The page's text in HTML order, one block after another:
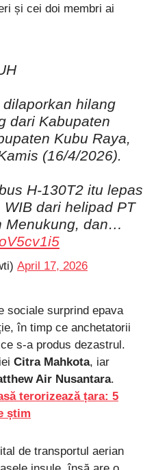
și cei doi membri ai
hilang
dari Kabupaten
Kubu Raya,
(16/4/2026).
H-130T2 itu lepas
dari helipad PT
Menukung, dan…
April 17, 2026
sociale surprind epava
în timp ce anchetatorii
s-a produs dezastrul.
Citra Mahkota, iar
Air Nusantara.
terorizează țara: 5
știm
de transportul aerian